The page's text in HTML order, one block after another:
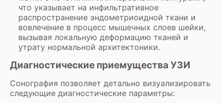
что указывает на инфильтративное
распространение эндометриоидной ткани и
вовлечение в процесс мышечных слоев шейки,
вызывая локальную деформацию тканей и
утрату нормальной архитектоники.
Диагностические приемущества УЗИ
Сонография позволяет детально визуализировать
следующие диагностические параметры: